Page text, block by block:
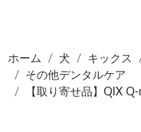
ホーム 犬 キックス
その他デンタルケア
【取り寄せ品】QIX